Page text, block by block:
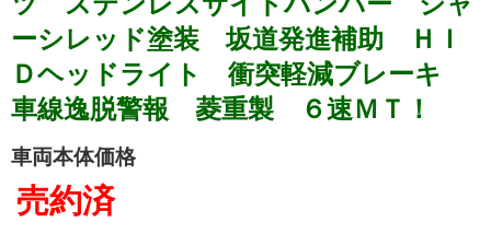
ーシレッド塗装 坂道発進補助 ＨＩ
Ｄヘッドライト 衝突軽減ブレーキ
車線逸脱警報 菱重製 ６速ＭＴ！
車両本体価格
売約済